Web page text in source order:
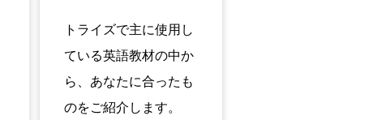
トライズで主に使用し
ている英語教材の中か
ら、あなたに合ったも
のをご紹介します。